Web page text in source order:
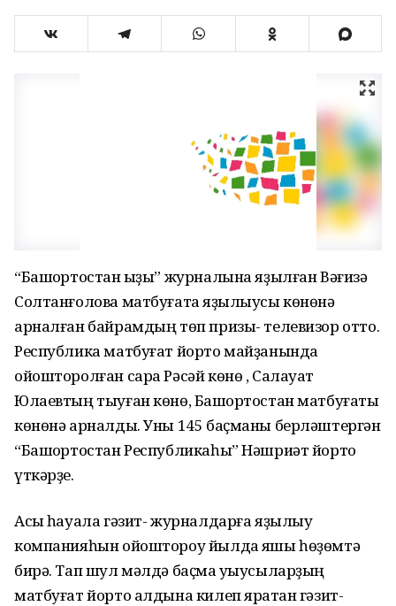
“Башҡортостан ҡыҙы” журналына яҙылған Вәғизә
Солтанғолова матбуғатҡа яҙылыусы көнөнә
арналған байрамдың төп призы- телевизор отто.
Республика матбуғат йорто майҙанында
ойошторолған сара Рәсәй көнө , Салауат
Юлаевтың тыуған көнө, Башҡортостан матбуғаты
көнөнә арналды. Уны 145 баҫманы берләштергән
“Башҡортостан Республикаһы” Нәшриәт йорто
үткәрҙе.
Асыҡ һауала гәзит- журналдарға яҙылыу
компанияһын ойоштороу йылда яҡшы һөҙөмтә
бирә. Тап шул мәлдә баҫма уҡыусыларҙың
матбуғат йорто алдына килеп яратҡан гәзит-